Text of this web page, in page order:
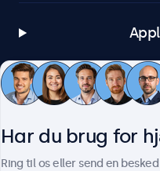
Har du brug for
Ring til os eller send en